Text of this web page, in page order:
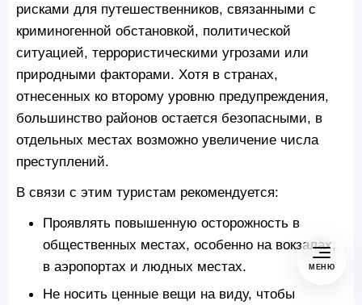
рисками для путешественников, связанными с
криминогенной обстановкой, политической
ситуацией, террористическими угрозами или
природными факторами. Хотя в странах,
отнесенных ко второму уровню предупреждения,
большинство районов остается безопасными, в
отдельных местах возможно увеличение числа
преступлений.
В связи с этим туристам рекомендуется:
Проявлять повышенную осторожность в
общественных местах, особенно на вокзалах,
в аэропортах и людных местах.
Не носить ценные вещи на виду, чтобы
МЕНЮ